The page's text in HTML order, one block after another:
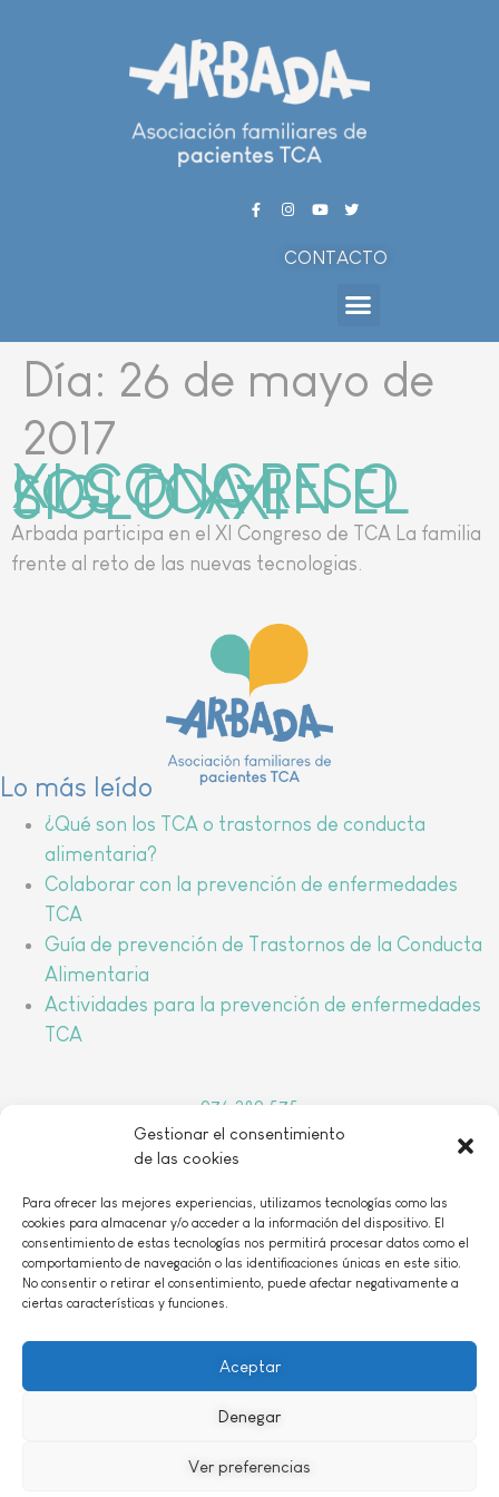
Gestionar el consentimiento
de las cookies
Para ofrecer las mejores experiencias, utilizamos tecnologías como las
cookies para almacenar y/o acceder a la información del dispositivo. El
consentimiento de estas tecnologías nos permitirá procesar datos como el
comportamiento de navegación o las identificaciones únicas en este sitio.
No consentir o retirar el consentimiento, puede afectar negativamente a
ciertas características y funciones.
Aceptar
Denegar
Ver preferencias
CONTACTO
Día: 26 de mayo de
2017
XI CONGRESO
LOS TCA EN EL
SIGLO XXI
Arbada participa en el XI Congreso de TCA La familia
frente al reto de las nuevas tecnologias.
976 389 575
arbada@arbada.org
C/Coso, 157, 1oB 50001 Zaragoza
CONTACTO
ASOCIACIÓN DECLARADA DE UTILIDAD PÚBLICA 29 de abril de 2016 Nº Reg
Lo más leído
¿Qué son los TCA o trastornos de conducta
alimentaria?
Colaborar con la prevención de enfermedades
TCA
Guía de prevención de Trastornos de la Conducta
Alimentaria
Actividades para la prevención de enfermedades
TCA